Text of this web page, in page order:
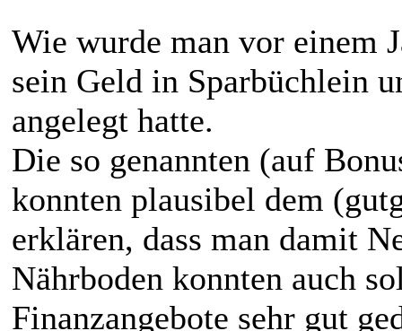
Wie wurde man vor einem
sein Geld in Sparbüchlein
angelegt hatte.
Die so genannten (auf
konnten plausibel dem
erklären, dass man damit
Nährboden konnten auch
Finanzangebote sehr gut